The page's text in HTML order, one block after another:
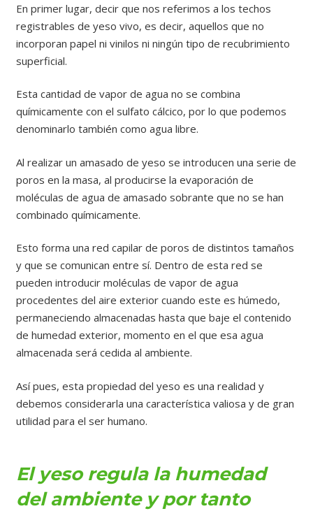
En primer lugar, decir que nos referimos a los techos
registrables de yeso vivo, es decir, aquellos que no
incorporan papel ni vinilos ni ningún tipo de recubrimiento
superficial.
Esta cantidad de vapor de agua no se combina
químicamente con el sulfato cálcico, por lo que podemos
denominarlo también como agua libre.
Al realizar un amasado de yeso se introducen una serie de
poros en la masa, al producirse la evaporación de
moléculas de agua de amasado sobrante que no se han
combinado químicamente.
Esto forma una red capilar de poros de distintos tamaños
y que se comunican entre sí. Dentro de esta red se
pueden introducir moléculas de vapor de agua
procedentes del aire exterior cuando este es húmedo,
permaneciendo almacenadas hasta que baje el contenido
de humedad exterior, momento en el que esa agua
almacenada será cedida al ambiente.
Así pues, esta propiedad del yeso es una realidad y
debemos considerarla una característica valiosa y de gran
utilidad para el ser humano.
El yeso regula la humedad
del ambiente y por tanto